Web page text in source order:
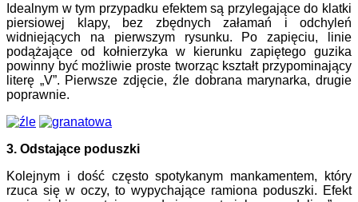
Idealnym w tym przypadku efektem są przylegające do klatki
piersiowej klapy, bez zbędnych załamań i odchyleń
widniejących na pierwszym rysunku. Po zapięciu, linie
podążające od kołnierzyka w kierunku zapiętego guzika
powinny być możliwie proste tworząc kształt przypominający
literę „V”. Pierwsze zdjęcie, źle dobrana marynarka, drugie
poprawnie.
3. Odstające poduszki
Kolejnym i dość często spotykanym mankamentem, który
rzuca się w oczy, to wypychające ramiona poduszki. Efekt